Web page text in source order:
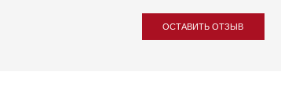
ОСТАВИТЬ ОТЗЫВ